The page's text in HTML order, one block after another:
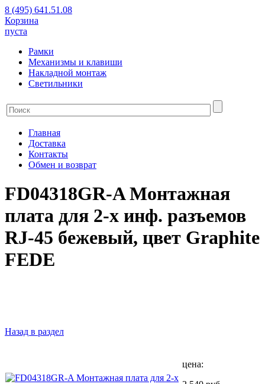
8 (495) 641.51.08
Корзина
пуста
Рамки
Механизмы и клавиши
Накладной монтаж
Светильники
Главная
Доставка
Контакты
Обмен и возврат
FD04318GR-A Монтажная
плата для 2-х инф. разъемов
RJ-45 бежевый, цвет Graphite
FEDE
Назад в раздел
цена: